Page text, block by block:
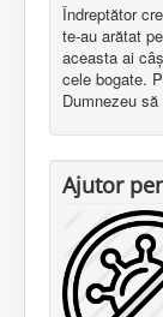
Îndreptător
te-au arătat
aceasta ai
cele bogate.
Dumnezeu
Ajutor